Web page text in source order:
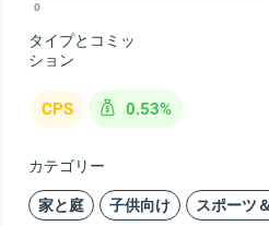
0
タイプとコミッ
ション
CPS 0.53%
カテゴリー
家と庭 子供向け